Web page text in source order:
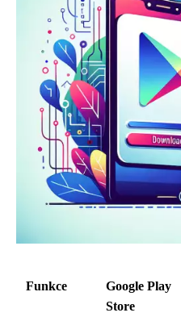
Funkce
Google Play
Store